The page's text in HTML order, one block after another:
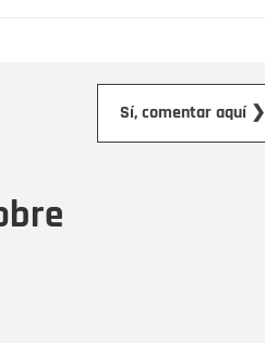
Sí, comentar aquí ❯